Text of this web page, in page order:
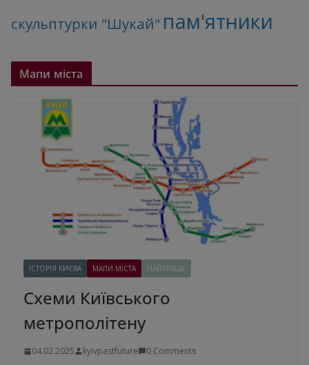
скульптурки "Шукай" пам'ятники
Мапи міста
ІСТОРІЯ КИЄВА МАПИ МІСТА НАЙКРАЩЕ
Схеми Київського
метрополітену
04.02.2025 kyivpastfuture 0 Comments